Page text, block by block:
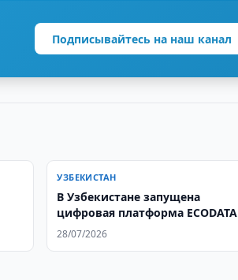
Подписывайтесь на наш канал
УЗБЕКИСТАН
В Узбекистане запущена
цифровая платформа ECODATA
28/07/2026